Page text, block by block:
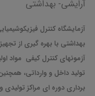
آرایشی- بهداشتی
آزمایشگاه کنترل
بهداشتی با بهره گیری از
آزمونهای کنترل کیفی مواد
تولید داخل و وارداتی،
برداری دوره ای مراکز تولیدی